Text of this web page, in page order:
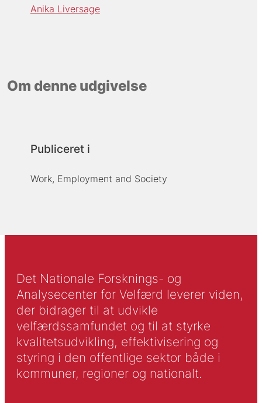
Anika Liversage
Om denne udgivelse
Publiceret i
Work, Employment and Society
Det Nationale Forsknings- og
Analysecenter for Velfærd leverer viden,
der bidrager til at udvikle
velfærdssamfundet og til at styrke
kvalitetsudvikling, effektivisering og
styring i den offentlige sektor både i
kommuner, regioner og nationalt.